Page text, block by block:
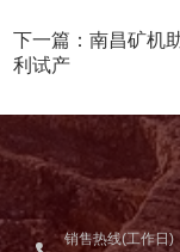
下一篇：南昌矿机
利试产
销售热线(工作日)